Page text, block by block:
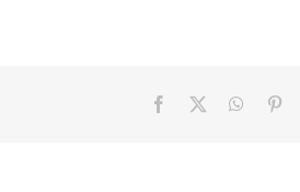
Facebook